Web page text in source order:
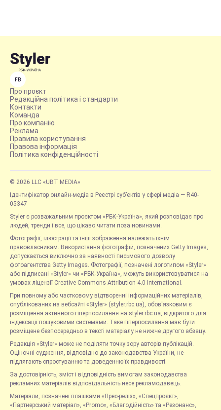
FB
Про проєкт
Редакційна політика і стандарти
Контакти
Команда
Про компанію
Реклама
Правила користування
Правова інформація
Політика конфіденційності
© 2026 LLC «UBT MEDIA»
Ідентифікатор онлайн-медіа в Реєстрі суб’єктів у сфері медіа — R40-
05347
Styler є розважальним проєктом «РБК-Україна», який розповідає про
людей, тренди і все, що цікаво читати поза новинами.
Фотографії, ілюстрації та інші зображення належать їхнім
правовласникам. Використання фотографій, позначених Getty Images,
допускається виключно за наявності письмового дозволу
фотоагентства Getty Images. Фотографії, позначені логотипом «Styler»
або підписані «Styler» чи «РБК-Україна», можуть використовуватися на
умовах ліцензії Creative Commons Attribution 4.0 International.
При повному або частковому відтворенні інформаційних матеріалів,
опублікованих на вебсайті «Styler» (styler.rbc.ua), обов'язковим є
розміщення активного гіперпосилання на styler.rbc.ua, відкритого для
індексації пошуковими системами. Таке гіперпосилання має бути
розміщене безпосередньо в тексті матеріалу не нижче другого абзацу.
Редакція «Styler» може не поділяти точку зору авторів публікацій.
Оціночні судження, відповідно до законодавства України, не
підлягають спростуванню та доведенню їх правдивості.
За достовірність, зміст і відповідність вимогам законодавства
рекламних матеріалів відповідальність несе рекламодавець.
Матеріали, позначені плашками «Прес-реліз», «Спецпроєкт»,
«Партнерський матеріал», «Promo», «Благодійність» та «Резонанс»,